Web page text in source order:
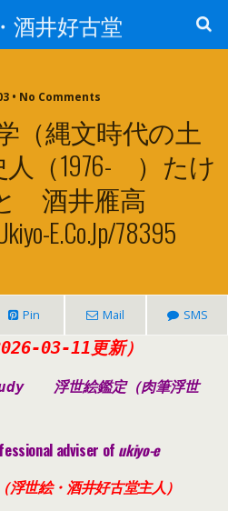
酒井好古堂
• No Comments
（縄文時代の土
人（1976- ）たけ
酒井雁高
E.co.jp/78395
Pin Mail SMS
03-11更新）
浮世絵鑑定（肉筆浮世
adviser of ukiyo-e
世絵・酒井好古堂主人）